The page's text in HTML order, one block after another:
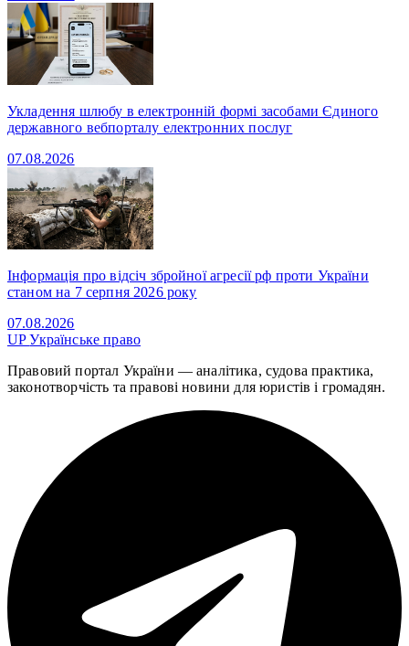
Укладення шлюбу в електронній формі засобами Єдиного
державного вебпорталу електронних послуг
07.08.2026
Інформація про відсіч збройної агресії рф проти України
станом на 7 серпня 2026 року
07.08.2026
UPУкраїнське право
Правовий портал України — аналітика, судова практика,
законотворчість та правові новини для юристів і громадян.